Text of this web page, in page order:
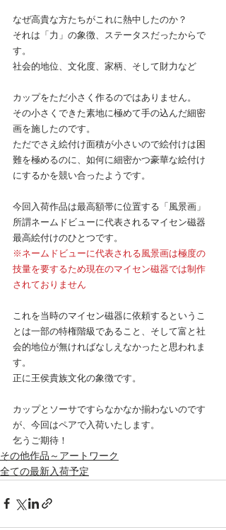
なぜ高貴な方たちがこれに熱中したのか？
それは「力」の象徴、ステータスだったからで
す。
社会的地位、文化度、家柄、そして財力など
カップをただ小さく作るのではありません。
その小さくできた素地に極めて手の込んだ細密
画を施したのです。
ただでさえ絵付け面積が小さいので絵付けは困
難を極めるのに、如何に細密かつ豪華な絵付け
にするかを競い合ったようです。
今回入荷作品は最高額帯に位置する「風景画」
所謂ネームドビューに代表されるマイセン磁器
最高絵付けのひとつです。
※ネームドビューに代表される風景画は極度の
技量を要するため現在のマイセン磁器では制作
されておりません
これを当時のマイセン磁器に依頼するというこ
とは一部の特権階級であること、そして富と社
会的地位が無ければなしえなかったと思われま
す。
正に王侯貴族文化の象徴です。
カップとソーサですらなかなか揃わないのです
が、今回はペアで入荷いたします。
乞うご期待！
その他作品～アートワーク
全ての最新入荷予定